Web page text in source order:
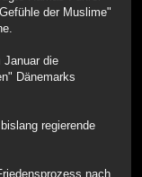
der Muslime"
Januar die
Dänemarks
regierende
nach